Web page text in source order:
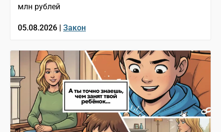
млн рублей
05.08.2026 | Закон